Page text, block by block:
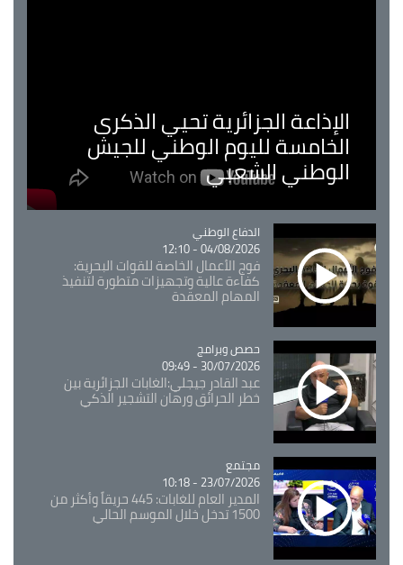
الإذاعة الجزائرية تحيي الذكرى
الخامسة لليوم الوطني للجيش
الوطني الشعبي
Catégorie
الدفاع الوطني
04/08/2026 - 12:10
فوج الأعمال الخاصة للقوات البحرية:
كفاءة عالية وتجهيزات متطورة لتنفيذ
المهام المعقدة
Catégorie
حصص وبرامج
30/07/2026 - 09:49
عبد القادر جيجلي:الغابات الجزائرية بين
خطر الحرائق ورهان التشجير الذكي
Catégorie
مجتمع
23/07/2026 - 10:18
المدير العام للغابات: 445 حريقاً وأكثر من
1500 تدخل خلال الموسم الحالي